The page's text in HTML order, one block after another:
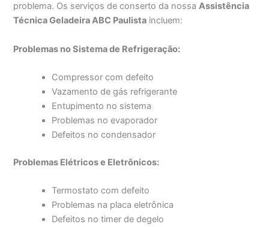
problema. Os serviços de conserto da nossaAssistência
Técnica Geladeira ABC Paulista incluem:
Problemas no Sistema de Refrigeração:
Compressor com defeito
Vazamento de gás refrigerante
Entupimento no sistema
Problemas no evaporador
Defeitos no condensador
Problemas Elétricos e Eletrônicos:
Termostato com defeito
Problemas na placa eletrônica
Defeitos no timer de degelo